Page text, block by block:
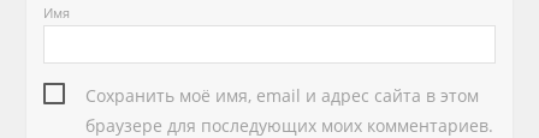
Имя
Сохранить моё имя, email и адрес сайта в этом
браузере для последующих моих комментариев.